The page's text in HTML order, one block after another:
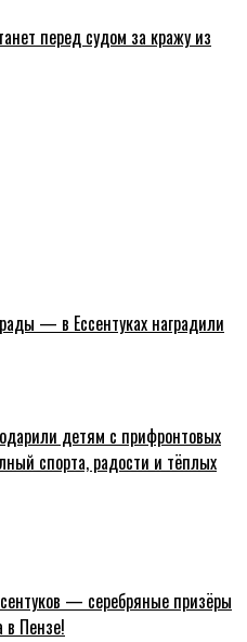
перед судом за кражу из
— в Ессентуках наградили
детям с прифронтовых
спорта, радости и тёплых
— серебряные призёры
в Пензе!